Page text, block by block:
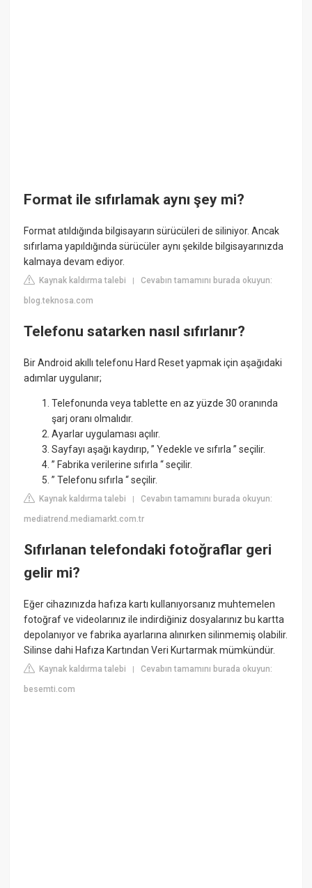
Format ile sıfırlamak aynı şey mi?
Format atıldığında bilgisayarın sürücüleri de siliniyor. Ancak
sıfırlama yapıldığında sürücüler aynı şekilde bilgisayarınızda
kalmaya devam ediyor.
Kaynak kaldırma talebi |Cevabın tamamını burada okuyun:
blog.teknosa.com
Telefonu satarken nasıl sıfırlanır?
Bir Android akıllı telefonu Hard Reset yapmak için aşağıdaki
adımlar uygulanır;
Telefonunda veya tablette en az yüzde 30 oranında
şarj oranı olmalıdır.
Ayarlar uygulaması açılır.
Sayfayı aşağı kaydırıp, ” Yedekle ve sıfırla ” seçilir.
” Fabrika verilerine sıfırla “ seçilir.
” Telefonu sıfırla “ seçilir.
Kaynak kaldırma talebi |Cevabın tamamını burada okuyun:
mediatrend.mediamarkt.com.tr
Sıfırlanan telefondaki fotoğraflar geri
gelir mi?
Eğer cihazınızda hafıza kartı kullanıyorsanız muhtemelen
fotoğraf ve videolarınız ile indirdiğiniz dosyalarınız bu kartta
depolanıyor ve fabrika ayarlarına alınırken silinmemiş olabilir.
Silinse dahi Hafıza Kartından Veri Kurtarmak mümkündür.
Kaynak kaldırma talebi |Cevabın tamamını burada okuyun:
besemti.com